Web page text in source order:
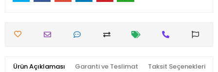
Ürün Açıklaması Garanti ve Teslimat Taksit Seçenekleri